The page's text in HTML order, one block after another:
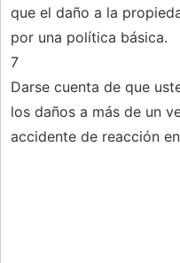
que el daño a la
por una política básica.
7
Darse cuenta de que
los daños a más de un
accidente de reacción